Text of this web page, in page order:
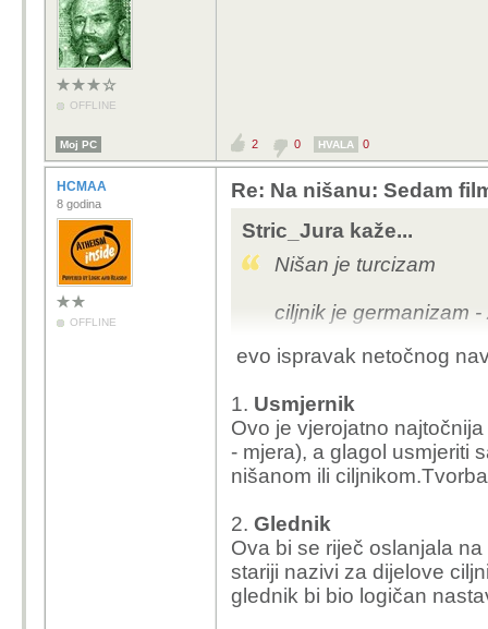
OFFLINE
Moj PC 2 0 HVALA 0
HCMAA
8 godina
OFFLINE
Re: Na nišanu: Sedam
Stric_Jura kaže...
Nišan je turcizam
ciljnik je germanizam -
dakle
meta - umetnik
evo ispravak netočnog
1. Usmjernik
Ovo je vjerojatno
- mjera), a glagol usmjeriti
nišanom ili
2. Glednik
Ova bi se riječ oslanjala
stariji nazivi za dijelove
glednik bi bio logičan